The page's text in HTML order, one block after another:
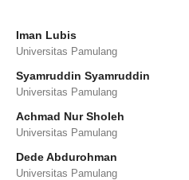
Iman Lubis
Universitas Pamulang
Syamruddin Syamruddin
Universitas Pamulang
Achmad Nur Sholeh
Universitas Pamulang
Dede Abdurohman
Universitas Pamulang